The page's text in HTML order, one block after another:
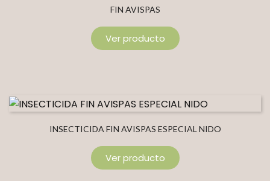
FIN AVISPAS
Ver producto
INSECTICIDA FIN AVISPAS ESPECIAL NIDO
Ver producto